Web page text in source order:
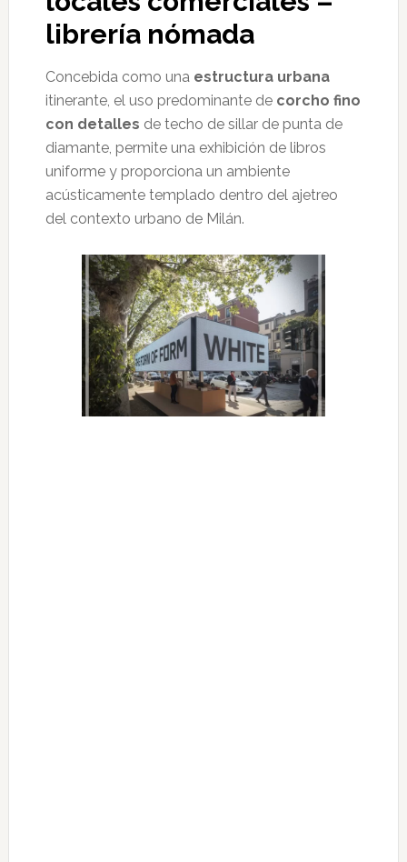
librería nómada
Concebida como una estructura urbana
itinerante, el uso predominante de corcho fino
con detalles de techo de sillar de punta de
diamante, permite una exhibición de libros
uniforme y proporciona un ambiente
acústicamente templado dentro del ajetreo
del contexto urbano de Milán.